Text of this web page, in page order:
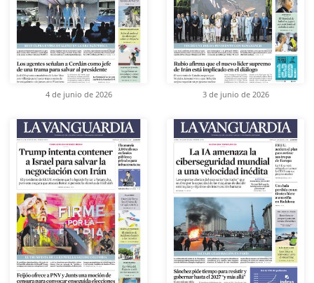
4 de junio de 2026 3 de junio de 2026